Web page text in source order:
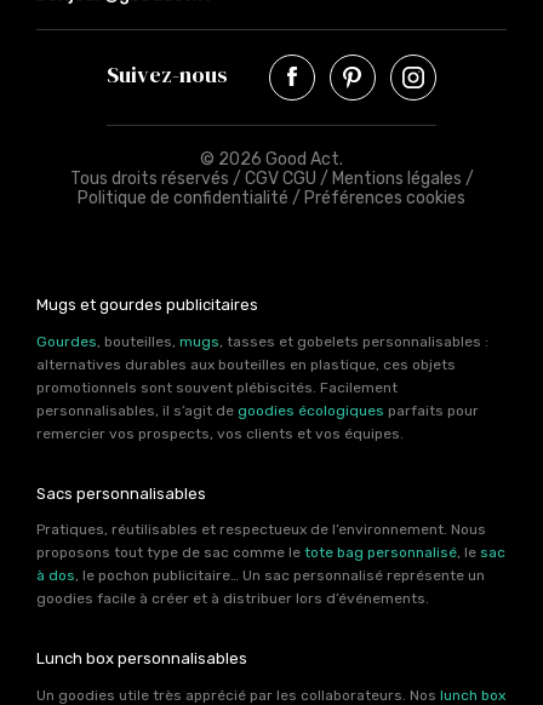
Suivez-nous
© 2026 Good Act.
Tous droits réservés / CGV CGU / Mentions légales /
Politique de confidentialité / Préférences cookies
Mugs et gourdes publicitaires
Gourdes, bouteilles, mugs, tasses et gobelets personnalisables :
alternatives durables aux bouteilles en plastique, ces objets
promotionnels sont souvent plébiscités. Facilement
personnalisables, il s’agit de goodies écologiques parfaits pour
remercier vos prospects, vos clients et vos équipes.
Sacs personnalisables
Pratiques, réutilisables et respectueux de l’environnement. Nous
proposons tout type de sac comme le tote bag personnalisé, le sac
à dos, le pochon publicitaire… Un sac personnalisé représente un
goodies facile à créer et à distribuer lors d’événements.
Lunch box personnalisables
Un goodies utile très apprécié par les collaborateurs. Nos lunch box